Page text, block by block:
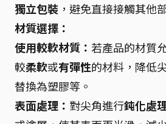
獨立包裝 ，避免直接接觸其他
材質選擇：
使用較軟材質： 若產品的材質
較柔軟或有彈性的材料，降低
替換為塑膠等。
表面處理： 對尖角進行鈍化處